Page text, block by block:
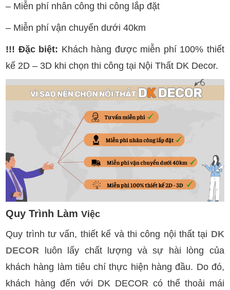
– Miễn phí nhân công thi công lắp đặt
– Miễn phí vận chuyển dưới 40km
!!! Đặc biệt: Khách hàng được miễn phí 100% thiết
kế 2D – 3D khi chọn thi công tại Nội Thất DK Decor.
Quy Trình LàmViệc
Quy trình tư vấn, thiết kế và thi công nội thất tại DK
DECOR luôn lấy chất lượng và sự hài lòng của
khách hàng làm tiêu chí thực hiện hàng đầu. Do đó,
khách hàng đến với DK DECOR có thể thoải mái